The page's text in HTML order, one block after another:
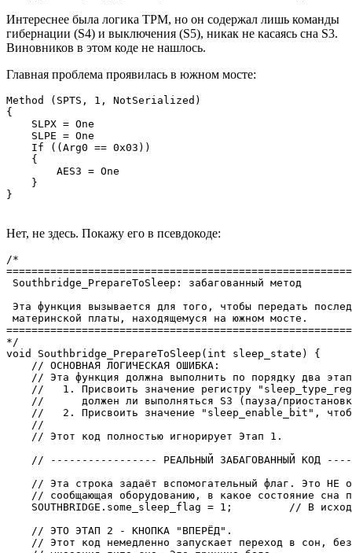
Интереснее была логика TPM, но он содержал лишь команды
гибернации (S4) и выключения (S5), никак не касаясь сна S3.
Виновников в этом коде не нашлось.
Главная проблема проявилась в южном мосте:
Method (SPTS, 1, NotSerialized)
{
    SLPX = One
    SLPE = One
    If ((Arg0 == 0x03))
    {
        AES3 = One
    }
}
Нет, не здесь. Покажу его в псевдокоде:
/*
Southbridge_PrepareToSleep: забагованный метод
Эта функция вызывается для того, чтобы передать
материнской платы, находящемуся на южном мосте.
*/
void Southbridge_PrepareToSleep(int sleep_state) {
    // ОСНОВНАЯ ЛОГИЧЕСКАЯ ОШИБКА:
// Эта функция должна выполнить по порядку два
//   1. Присвоить значение регистру
//      должен ли выполняться S3 (пауза/
//   2. Присвоить значение "sleep_enable_bit",
    //
    // Этот код полностью игнорирует Этап 1.
// ----------------- РЕАЛЬНЫЙ ЗАБАГОВАННЫЙ КОД
// Эта строка задаёт вспомогательный флаг. Это НЕ
// сообщающая оборудованию, в какое состояние сна
SOUTHBRIDGE.some_sleep_flag = 1;         // В
    // ЭТО ЭТАП 2 - КНОПКА "ВПЕРЁД".
// Этот код немедленно запускает переход в сон,